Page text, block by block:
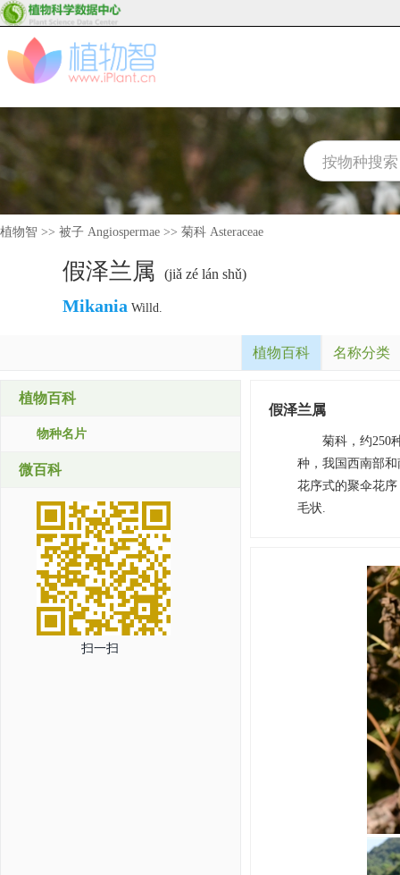
植物智 >> 被子 Angiospermae >> 菊科 Asteraceae
假泽兰属 (jiǎ zé lán shǔ)
Mikania Willd.
植物百科 名称分类
植物百科
物种名片
微百科
扫一扫
假泽兰属
菊科，约250
种，我国西南部
花序式的聚伞花
毛状.